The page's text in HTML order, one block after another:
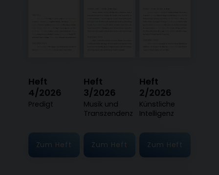
Heft
4/2026
:
Predigt
Zum Heft
Heft
3/2026
:
Musik und
Transzendenz
Zum Heft
Heft
2/2026
:
Künstliche
Intelligenz
Zum Heft